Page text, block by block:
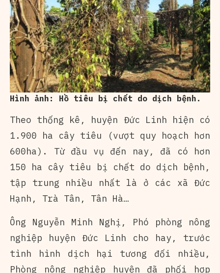
Hình ảnh: Hồ tiêu bị chết do dịch bệnh.
Theo thống kê, huyện Đức Linh hiện có
1.900 ha cây tiêu (vượt quy hoạch hơn
600ha). Từ đầu vụ đến nay, đã có hơn
150 ha cây tiêu bị chết do dịch bệnh,
tập trung nhiều nhất là ở các xã Đức
Hạnh, Trà Tân, Tân Hà…
Ông Nguyễn Minh Nghị, Phó phòng nông
nghiệp huyện Đức Linh cho hay, trước
tình hình dịch hại tương đối nhiều,
Phòng nông nghiệp huyện đã phối hợp